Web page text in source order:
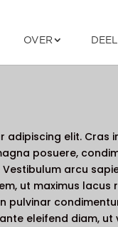
OVER
elit. Cras
posuere,
arcu
ut maximus lacus
pulvinar
eleifend diam,